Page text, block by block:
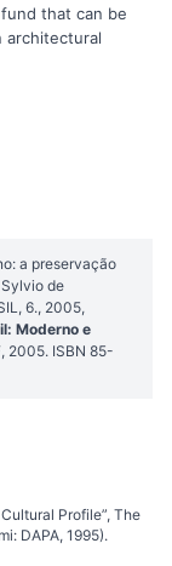
that can be
architectural
a preservação
de
6., 2005,
Moderno e
2005. ISBN 85-
Profile”, The
DAPA, 1995).